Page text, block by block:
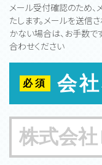
メール受付確認のため
たします。メールを送信
かない場合は、お手数で
合わせください
会